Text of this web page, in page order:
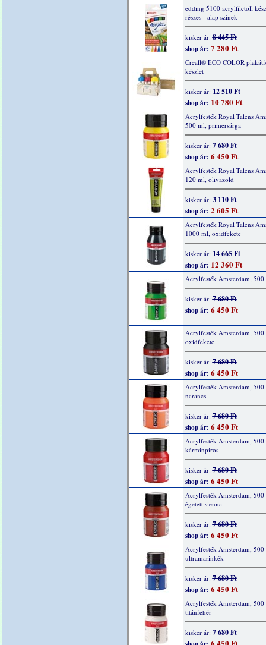
edding 5100 acrylfilctoll
részes - alap színek
kisker ár:8 445 Ft
shop ár: 7 280 Ft
Creall® ECO COLOR
készlet
kisker ár:12 510 Ft
shop ár: 10 780 Ft
Acrylfesték Royal Talens
500 ml, primersárga
kisker ár:7 680 Ft
shop ár: 6 450 Ft
Acrylfesték Royal Talens
120 ml, olivazöld
kisker ár:3 110 Ft
shop ár: 2 605 Ft
Acrylfesték Royal Talens
1000 ml, oxidfekete
kisker ár:14 665 Ft
shop ár: 12 360 Ft
Acrylfesték Amsterdam,
kisker ár:7 680 Ft
shop ár: 6 450 Ft
Acrylfesték Amsterdam, 500
oxidfekete
kisker ár:7 680 Ft
shop ár: 6 450 Ft
Acrylfesték Amsterdam, 500
narancs
kisker ár:7 680 Ft
shop ár: 6 450 Ft
Acrylfesték Amsterdam, 500
kárminpiros
kisker ár:7 680 Ft
shop ár: 6 450 Ft
Acrylfesték Amsterdam, 500
égetett sienna
kisker ár:7 680 Ft
shop ár: 6 450 Ft
Acrylfesték Amsterdam, 500
ultramarinkék
kisker ár:7 680 Ft
shop ár: 6 450 Ft
Acrylfesték Amsterdam, 500
titánfehér
kisker ár:7 680 Ft